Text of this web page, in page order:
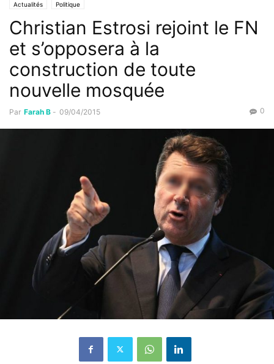
Actualités Politique
Christian Estrosi rejoint le FN
et s’opposera à la
construction de toute
nouvelle mosquée
Par Farah B - 09/04/2015 0